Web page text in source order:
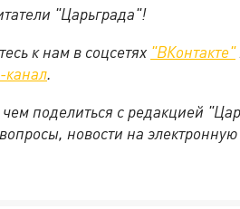
"Царьграда"!
к нам в соцсетях "ВКонтакте"
канал.
чем поделиться с редакцией
новости на электронную